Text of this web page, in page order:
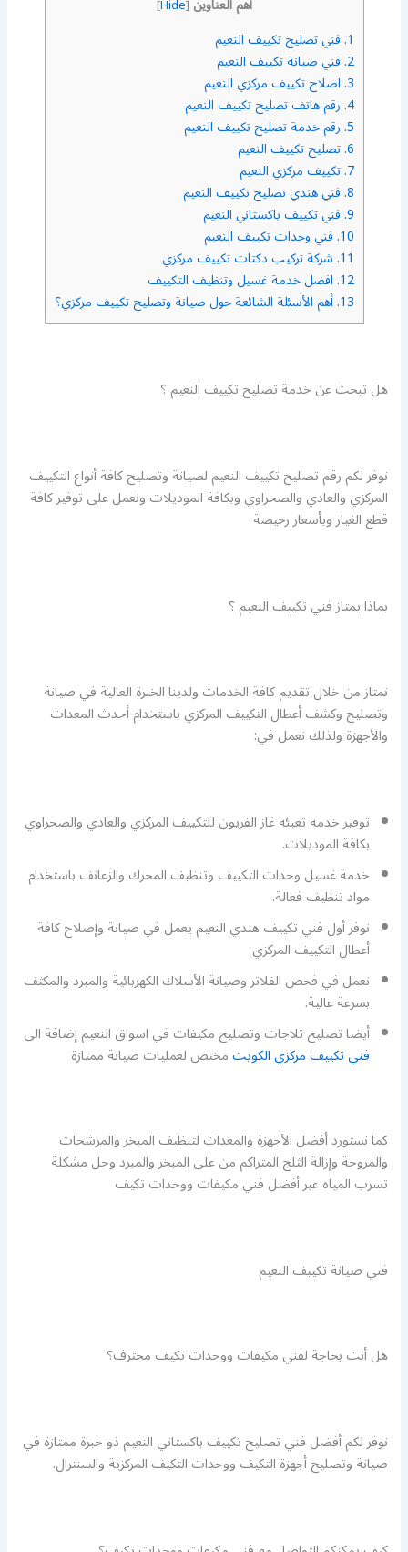
[
Hide
]
1. فني تصليح تكييف النعيم
2. فني صيانة تكييف النعيم
3. اصلاح تكييف مركزي النعيم
4. رقم هاتف تصليح تكييف النعيم
5. رقم خدمة تصليح تكييف النعيم
6. تصليح تكييف النعيم
7. تكييف مركزي النعيم
8. فني هندي تصليح تكييف النعيم
9. فني تكييف باكستاني النعيم
10. فني وحدات تكييف النعيم
11. شركة تركيب دكتات تكييف مركزي
12. افضل خدمة غسيل وتنظيف التكييف
13. أهم الأسئلة الشائعة حول صيانة وتصليح تكييف مركزي؟
هل تبحث عن خدمة تصليح تكييف النعيم ؟
نوفر لكم رقم تصليح تكييف النعيم لصيانة وتصليح كافة أنواع التكييف
المركزي والعادي والصحراوي وبكافة الموديلات ونعمل على توفير كافة
قطع الغيار وبأسعار رخيصة
بماذا يمتاز فني تكييف النعيم ؟
نمتاز من خلال تقديم كافة الخدمات ولدينا الخبرة العالية في صيانة
وتصليح وكشف أعطال التكييف المركزي باستخدام أحدث المعدات
والأجهزة ولذلك نعمل في:
توفير خدمة تعبئة غاز الفريون للتكييف المركزي والعادي والصحراوي
بكافة الموديلات.
خدمة غسيل وحدات التكييف وتنظيف المحرك والزعانف باستخدام
مواد تنظيف فعالة.
نوفر أول فني تكييف هندي النعيم يعمل في صيانة وإصلاح كافة
أعطال التكييف المركزي
نعمل في فحص الفلاتر وصيانة الأسلاك الكهربائية والمبرد والمكثف
بسرعة عالية.
أيضا تصليح ثلاجات وتصليح مكيفات في اسواق النعيم إضافة الى
فني تكييف مركزي الكويتمختص لعمليات صيانة ممتازة
كما نستورد أفضل الأجهزة والمعدات لتنظيف المبخر والمرشحات
والمروحة وإزالة الثلج المتراكم من على المبخر والمبرد وحل مشكلة
تسرب المياه عبر أفضل فني مكيفات ووحدات تكيف
فني صيانة تكييف النعيم
هل أنت بحاجة لفني مكيفات ووحدات تكيف محترف؟
نوفر لكم أفضل فني تصليح تكييف باكستاني النعيم ذو خبرة ممتازة في
صيانة وتصليح أجهزة التكيف ووحدات التكيف المركزية والسنترال.